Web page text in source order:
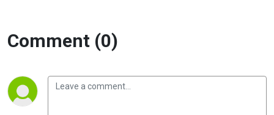
Comment (0)